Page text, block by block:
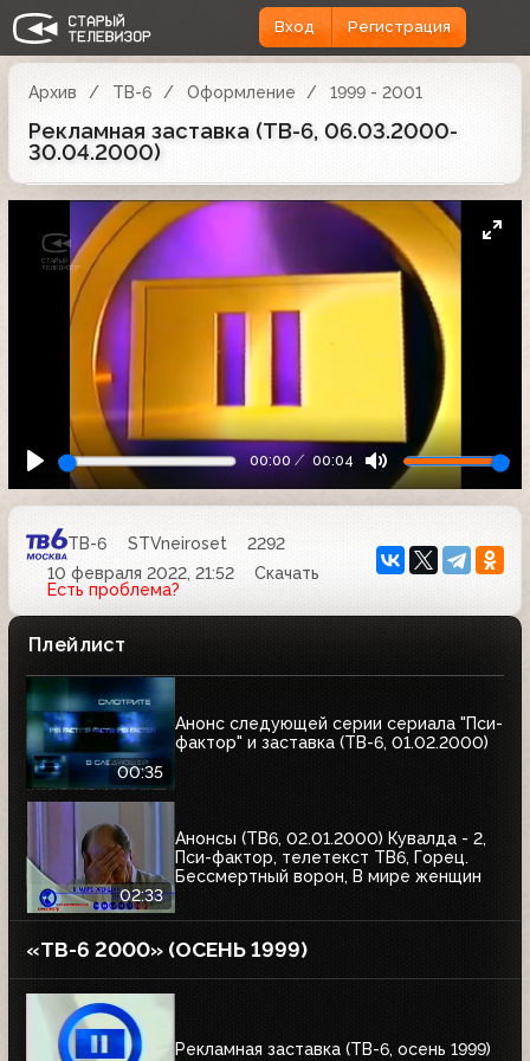
Вход Регистрация
Архив ТВ-6 Оформление 1999 - 2001
Рекламная заставка (ТВ-6, 06.03.2000-
30.04.2000)
00:00 00:04
ТВ-6 STVneiroset
2292
10 февраля 2022, 21:52
Скачать
Есть проблема?
Плейлист
00:35
Анонс следующей серии сериала "Пси-
фактор" и заставка (ТВ-6, 01.02.2000)
02:33
Анонсы (ТВ6, 02.01.2000) Кувалда - 2,
Пси-фактор, телетекст ТВ6, Горец.
Бессмертный ворон, В мире женщин
«ТВ-6 2000» (ОСЕНЬ 1999)
Рекламная заставка (ТВ-6, осень 1999)